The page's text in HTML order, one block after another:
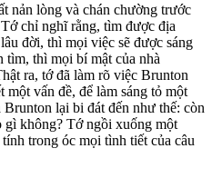
nản lòng và chán chường trước
chỉ nghĩ rằng, tìm được địa
đời, thì mọi việc sẽ được sáng
thì mọi bí mật của nhà
ra, tớ đã làm rõ việc Brunton
vấn đề, để làm sáng tỏ một
lại bi đát đến như thế: còn
không? Tớ ngồi xuống một
trong óc mọi tình tiết của câu